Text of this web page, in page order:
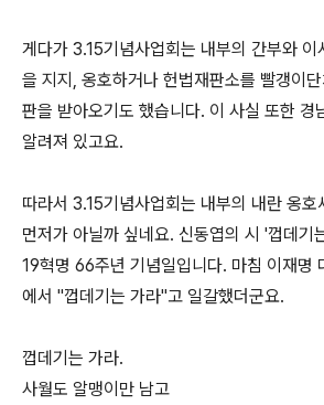
게다가 3.15기념사업회는 내부의 간부와 이
을 지지, 옹호하거나 헌법재판소를 빨갱이단
판을 받아오기도 했습니다. 이 사실 또한 경
알려져 있고요.
따라서 3.15기념사업회는 내부의 내란 옹호
먼저가 아닐까 싶네요. 신동엽의 시 '껍데기
19혁명 66주년 기념일입니다. 마침 이재명
에서 "껍데기는 가라"고 일갈했더군요.
껍데기는 가라.
사월도 알맹이만 남고